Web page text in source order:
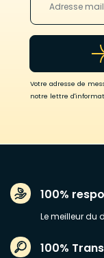
Votre adresse de
notre lettre
100%
Le meilleur du
100%